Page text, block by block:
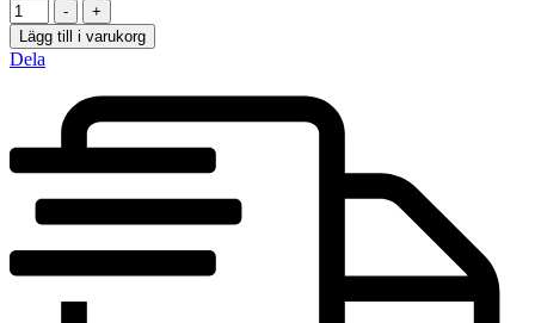
-
+
Lägg till i varukorg
Dela